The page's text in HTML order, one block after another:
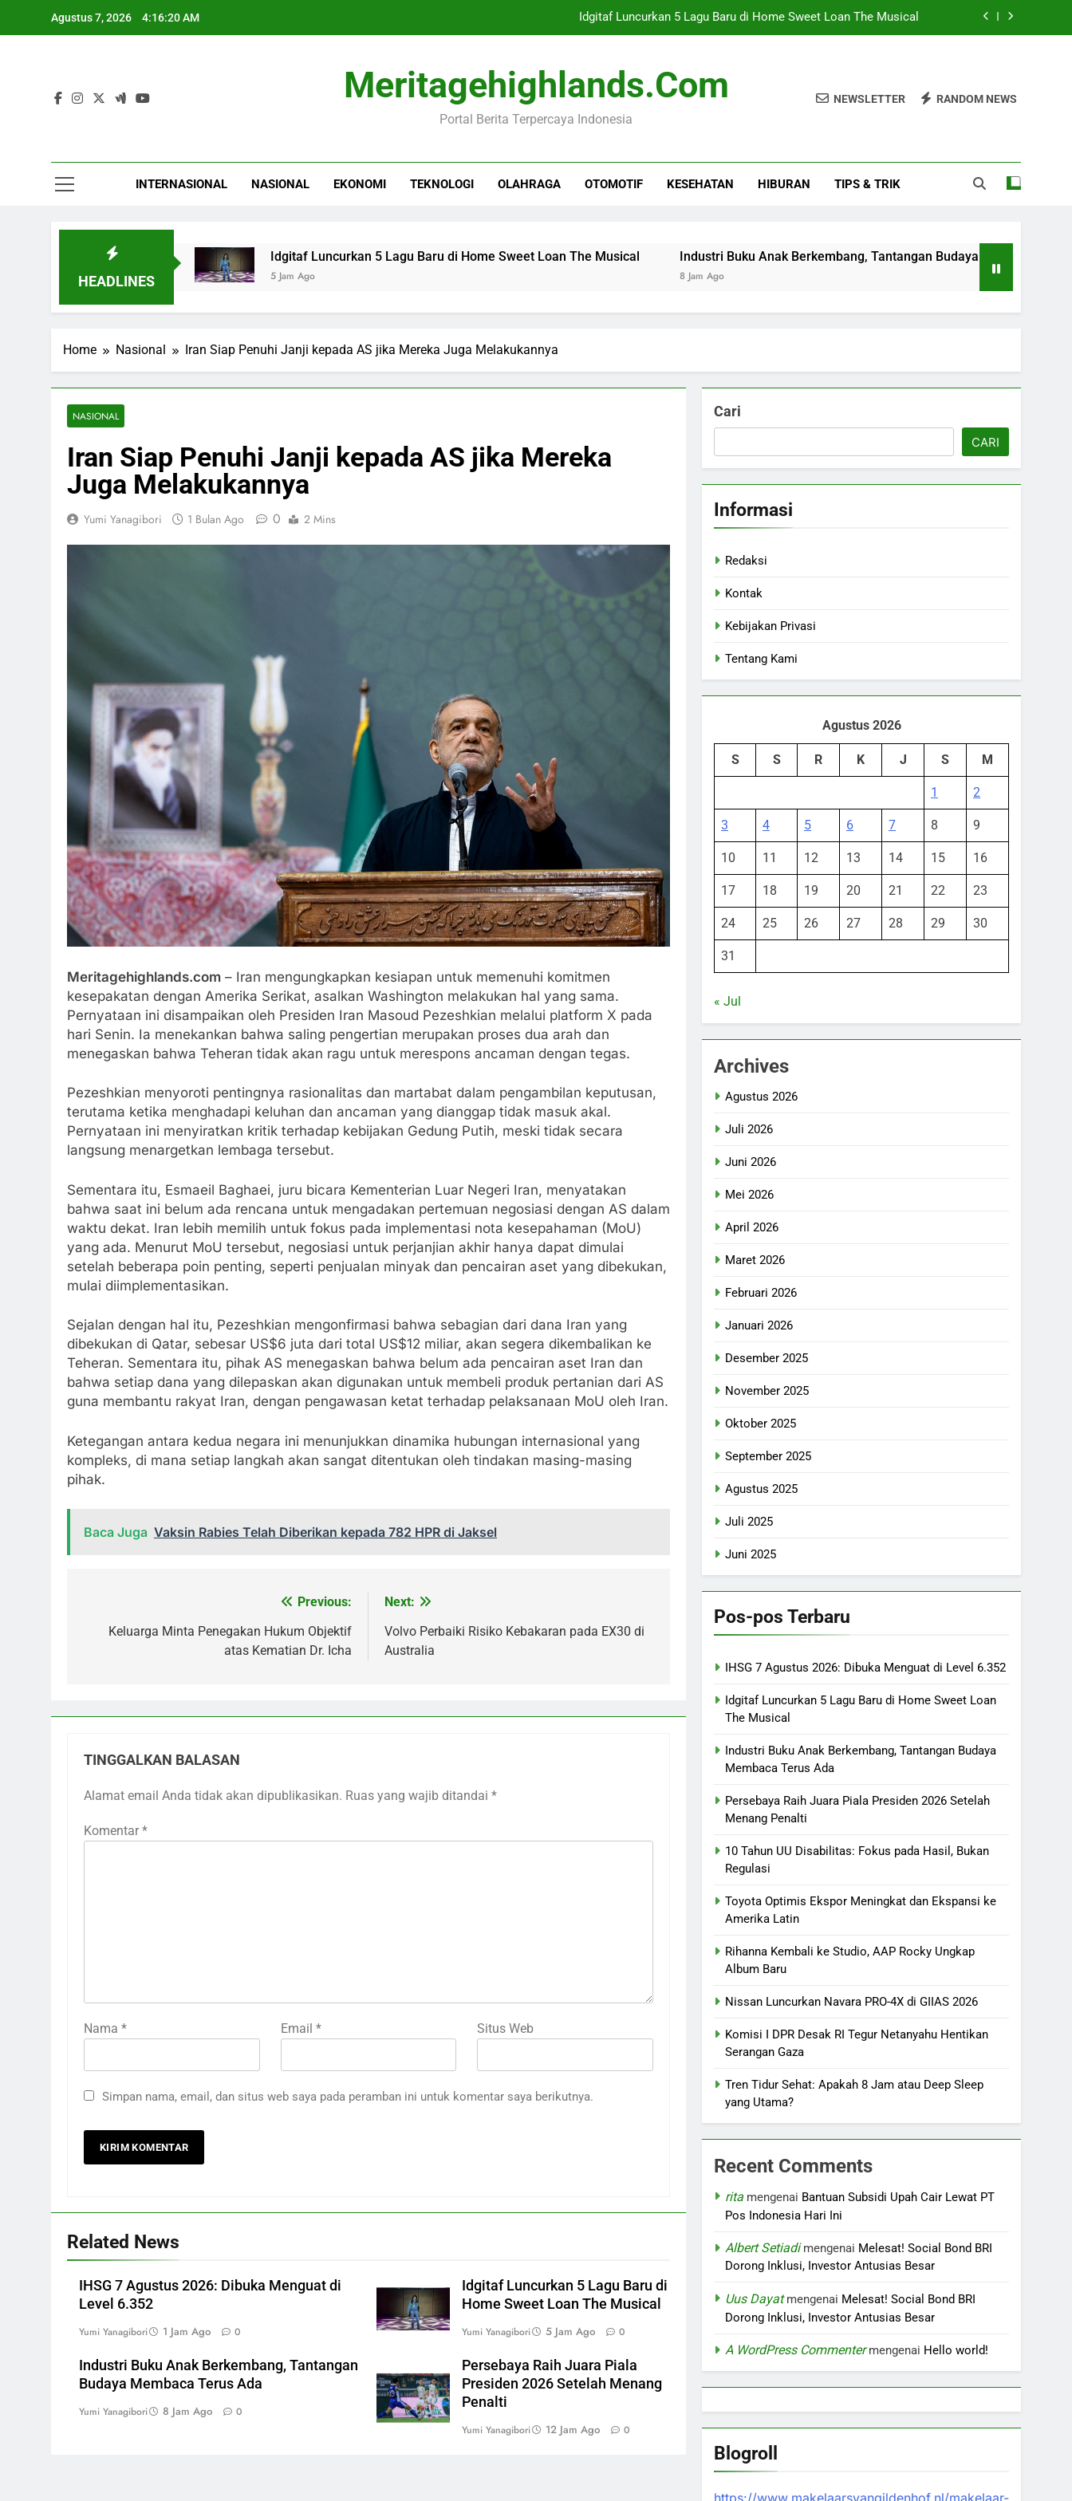
Agustus 7, 2026 4:16:21 AM Idgitaf Luncurkan 5 Lagu Baru di Home Sweet Loan The Musical
Persebaya Raih Juara Piala Presiden 2026 Setelah Menang Penalti
Industri Buku Anak Berkembang, Tantangan Budaya Membaca Terus Ada
Meritagehighlands.com
Portal Berita Terpercaya Indonesia
NEWSLETTER RANDOM NEWS
INTERNASIONAL NASIONAL EKONOMI TEKNOLOGI OLAHRAGA OTOMOTIF KESEHATAN HIBURAN TIPS & TRIK
HEADLINES
Idgitaf Luncurkan 5 Lagu Baru di Home Sweet Loan The Musical
5 Jam Ago
Industri Buku Anak Berkembang, Tantangan Budaya Membaca Terus Ada
Home Nasional Iran Siap Penuhi Janji kepada AS jika Mereka Juga Melakukannya
NASIONAL
Iran Siap Penuhi Janji kepada AS jika Mereka
Juga Melakukannya
Yumi Yanagibori 1 Bulan Ago 0 2 Mins
Meritagehighlands.com – Iran mengungkapkan kesiapan untuk memenuhi komitmen
kesepakatan dengan Amerika Serikat, asalkan Washington melakukan hal yang sama.
Pernyataan ini disampaikan oleh Presiden Iran Masoud Pezeshkian melalui platform X pada
hari Senin. Ia menekankan bahwa saling pengertian merupakan proses dua arah dan
menegaskan bahwa Teheran tidak akan ragu untuk merespons ancaman dengan tegas.
Pezeshkian menyoroti pentingnya rasionalitas dan martabat dalam pengambilan keputusan,
terutama ketika menghadapi keluhan dan ancaman yang dianggap tidak masuk akal.
Pernyataan ini menyiratkan kritik terhadap kebijakan Gedung Putih, meski tidak secara
langsung menargetkan lembaga tersebut.
Sementara itu, Esmaeil Baghaei, juru bicara Kementerian Luar Negeri Iran, menyatakan
bahwa saat ini belum ada rencana untuk mengadakan pertemuan negosiasi dengan AS dalam
waktu dekat. Iran lebih memilih untuk fokus pada implementasi nota kesepahaman (MoU)
yang ada. Menurut MoU tersebut, negosiasi untuk perjanjian akhir hanya dapat dimulai
setelah beberapa poin penting, seperti penjualan minyak dan pencairan aset yang dibekukan,
mulai diimplementasikan.
Sejalan dengan hal itu, Pezeshkian mengonfirmasi bahwa sebagian dari dana Iran yang
dibekukan di Qatar, sebesar US$6 juta dari total US$12 miliar, akan segera dikembalikan ke
Teheran. Sementara itu, pihak AS menegaskan bahwa belum ada pencairan aset Iran dan
bahwa setiap dana yang dilepaskan akan digunakan untuk membeli produk pertanian dari AS
guna membantu rakyat Iran, dengan pengawasan ketat terhadap pelaksanaan MoU oleh Iran.
Ketegangan antara kedua negara ini menunjukkan dinamika hubungan internasional yang
kompleks, di mana setiap langkah akan sangat ditentukan oleh tindakan masing-masing
pihak.
Baca Juga Vaksin Rabies Telah Diberikan kepada 782 HPR di Jaksel
pos
Previous:
Keluarga Minta Penegakan Hukum Objektif
atas Kematian Dr. Icha
Next:
Volvo Perbaiki Risiko Kebakaran pada EX30 di
Australia
TINGGALKAN BALASAN
Alamat email Anda tidak akan dipublikasikan. Ruas yang wajib ditandai *
Komentar *
Nama * Email * Situs Web
Simpan nama, email, dan situs web saya pada peramban ini untuk komentar saya berikutnya.
Related News
IHSG 7 Agustus 2026: Dibuka Menguat di
Level 6.352
Yumi Yanagibori 1 Jam Ago 0
Idgitaf Luncurkan 5 Lagu Baru di
Home Sweet Loan The Musical
Yumi Yanagibori 5 Jam Ago 0
Industri Buku Anak Berkembang, Tantangan
Budaya Membaca Terus Ada
Yumi Yanagibori 8 Jam Ago 0
Persebaya Raih Juara Piala
Presiden 2026 Setelah Menang
Penalti
Yumi Yanagibori 12 Jam Ago 0
Cari
CARI
Informasi
Redaksi
Kontak
Kebijakan Privasi
Tentang Kami
Agustus 2026
S S R K J S M
1 2
3 4 5 6 7 8 9
10 11 12 13 14 15 16
17 18 19 20 21 22 23
24 25 26 27 28 29 30
31
« Jul
Archives
Agustus 2026
Juli 2026
Juni 2026
Mei 2026
April 2026
Maret 2026
Februari 2026
Januari 2026
Desember 2025
November 2025
Oktober 2025
September 2025
Agustus 2025
Juli 2025
Juni 2025
Pos-pos Terbaru
IHSG 7 Agustus 2026: Dibuka Menguat di Level 6.352
Idgitaf Luncurkan 5 Lagu Baru di Home Sweet Loan
The Musical
Industri Buku Anak Berkembang, Tantangan Budaya
Membaca Terus Ada
Persebaya Raih Juara Piala Presiden 2026 Setelah
Menang Penalti
10 Tahun UU Disabilitas: Fokus pada Hasil, Bukan
Regulasi
Toyota Optimis Ekspor Meningkat dan Ekspansi ke
Amerika Latin
Rihanna Kembali ke Studio, AAP Rocky Ungkap
Album Baru
Nissan Luncurkan Navara PRO-4X di GIIAS 2026
Komisi I DPR Desak RI Tegur Netanyahu Hentikan
Serangan Gaza
Tren Tidur Sehat: Apakah 8 Jam atau Deep Sleep
yang Utama?
Recent Comments
rita mengenai Bantuan Subsidi Upah Cair Lewat PT
Pos Indonesia Hari Ini
Albert Setiadimengenai Melesat! Social Bond BRI
Dorong Inklusi, Investor Antusias Besar
Uus Dayatmengenai Melesat! Social Bond BRI
Dorong Inklusi, Investor Antusias Besar
A WordPress Commentermengenai Hello world!
Blogroll
https://www.makelaarsvangildenhof.nl/makelaar-